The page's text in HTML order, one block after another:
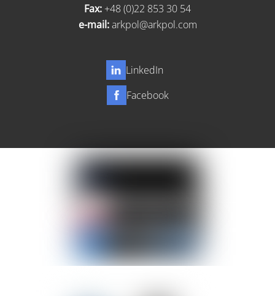
Fax: +48 (0)22 853 30 54
e-mail:arkpol@arkpol.com
LinkedIn
Facebook